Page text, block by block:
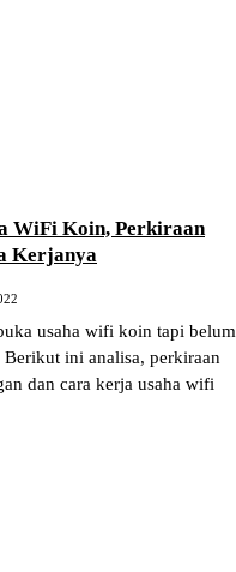
WiFi Koin, Perkiraan
Kerjanya
usaha wifi koin tapi belum
Berikut ini analisa, perkiraan
dan cara kerja usaha wifi